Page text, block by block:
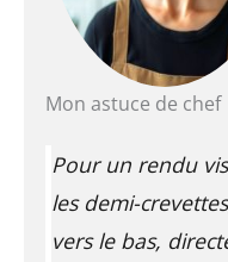
Mon astuce de chef
Pour un rendu
les demi-
vers le bas,